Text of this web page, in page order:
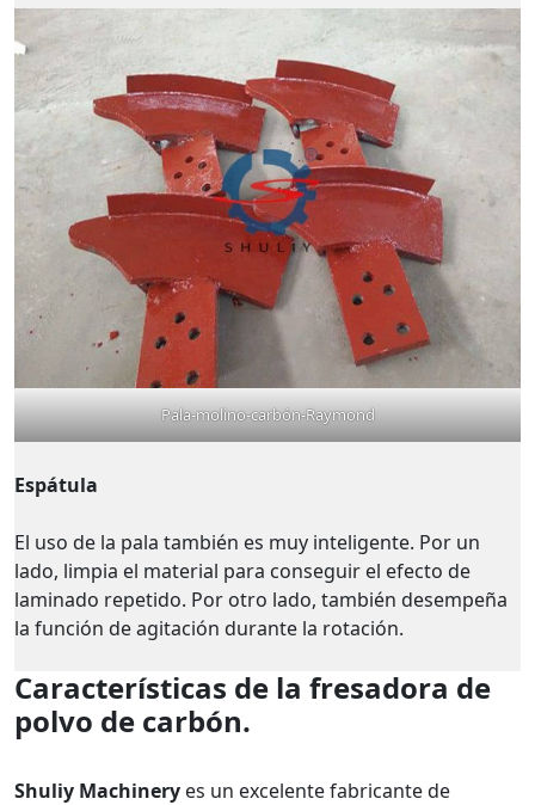
Pala-molino-carbón-Raymond
Espátula
El uso de la pala también es muy inteligente. Por un
lado, limpia el material para conseguir el efecto de
laminado repetido. Por otro lado, también desempeña
la función de agitación durante la rotación.
Características de la fresadora de
polvo de carbón.
Shuliy Machinery es un excelente fabricante de